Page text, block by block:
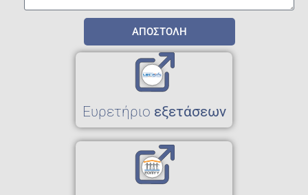
ΑΠΟΣΤΟΛΗ
Eυρετήριο εξετάσεων